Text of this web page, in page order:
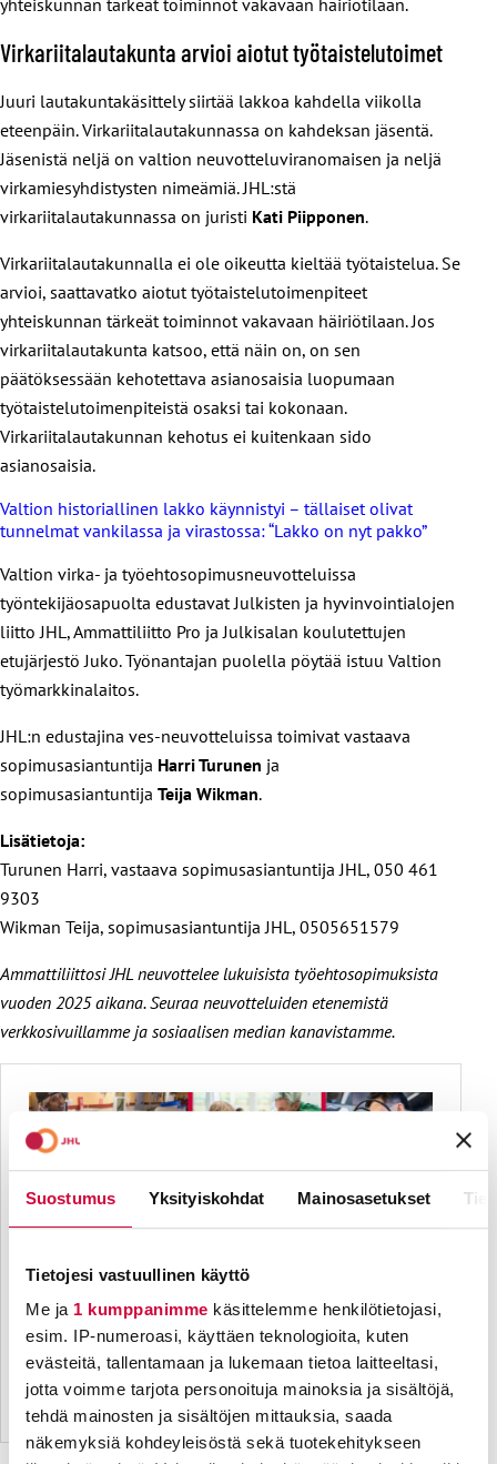
Suostumus Yksityiskohdat Mainosasetukset
Tietojesi vastuullinen käyttö
Me ja 1 kumppanimme käsittelemme henkilötietojasi,
esim. IP-numeroasi, käyttäen teknologioita, kuten
evästeitä, tallentamaan ja lukemaan tietoa laitteeltasi,
jotta voimme tarjota personoituja mainoksia ja sisältöjä,
tehdä mainosten ja sisältöjen mittauksia, saada
näkemyksiä kohdeyleisöstä sekä tuotekehitykseen
Virkariitalautakunta arvioi aiotut työtaistelutoimet
Juuri lautakuntakäsittely siirtää lakkoa kahdella viikolla
eteenpäin. Virkariitalautakunnassa on kahdeksan jäsentä.
Jäsenistä neljä on valtion neuvotteluviranomaisen ja neljä
virkamiesyhdistysten nimeämiä. JHL:stä
virkariitalautakunnassa on juristi Kati Piipponen.
Virkariitalautakunnalla ei ole oikeutta kieltää työtaistelua. Se
arvioi, saattavatko aiotut työtaistelutoimenpiteet
yhteiskunnan tärkeät toiminnot vakavaan häiriötilaan. Jos
virkariitalautakunta katsoo, että näin on, on sen
päätöksessään kehotettava asianosaisia luopumaan
työtaistelutoimenpiteistä osaksi tai kokonaan.
Virkariitalautakunnan kehotus ei kuitenkaan sido
asianosaisia.
Valtion historiallinen lakko käynnistyi – tällaiset olivat
tunnelmat vankilassa ja virastossa: “Lakko on nyt pakko”
Valtion virka- ja työehtosopimusneuvotteluissa
työntekijäosapuolta edustavat Julkisten ja hyvinvointialojen
liitto JHL, Ammattiliitto Pro ja Julkisalan koulutettujen
etujärjestö Juko. Työnantajan puolella pöytää istuu Valtion
työmarkkinalaitos.
JHL:n edustajina ves-neuvotteluissa toimivat vastaava
sopimusasiantuntija Harri Turunen ja
sopimusasiantuntija Teija Wikman.
Lisätietoja:
Turunen Harri, vastaava sopimusasiantuntija JHL, 050 461
9303
Wikman Teija, sopimusasiantuntija JHL, 0505651579
Ammattiliittosi JHL neuvottelee lukuisista työehtosopimuksista
vuoden 2025 aikana. Seuraa neuvotteluiden etenemistä
verkkosivuillamme ja sosiaalisen median kanavistamme.